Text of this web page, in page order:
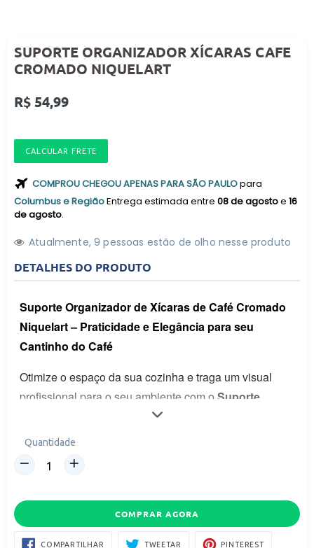
SUPORTE ORGANIZADOR XÍCARAS CAFE
CROMADO NIQUELART
Preço
R$ 54,99
CALCULAR FRETE
COMPROU CHEGOU APENAS PARA SÃO PAULOpara
Columbus e RegiãoEntrega estimada entre 08 de agostoe 16
de agosto.
Atualmente,9 pessoas estão de olho nesse produto
DETALHES DO PRODUTO
Suporte Organizador de Xícaras de Café Cromado
Niquelart – Praticidade e Elegância para seu
Cantinho do Café
Otimize o espaço da sua cozinha e traga um visual
profissional para o seu ambiente com o Suporte
Organizador de Xícaras Niquelart
para quem valoriza a organização e o design, este
suporte é a solução definitiva para manter suas xícaras
sempre ao alcance das mãos, protegidas e exibidas
reconhecida da Niquelart, ele transforma qualquer
bancada ou armário em uma verdadeira estação de
Quantidade
COMPRAR AGORA
COMPARTILHAR COMPARTILHAR
TWEETAR TWEETAR PINTERESTPIN